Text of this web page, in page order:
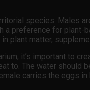
species. Males
a preference for
plant matter,
it’s important to
to. The water should
carries the eggs